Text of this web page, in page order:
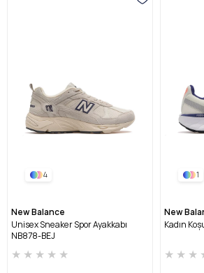
4
New Balance
Unisex Sneaker Spor Ayakkabı
NB878-BEJ
★ ★ ★ ★ ★
1
New
Kadın
★ ★ ★